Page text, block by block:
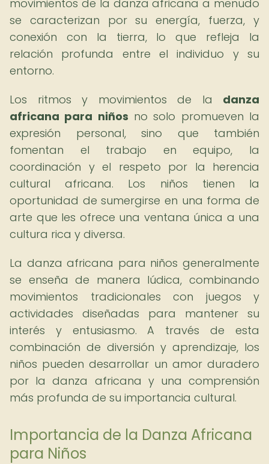
movimientos de la danza africana a menudo
se caracterizan por su energía, fuerza, y
conexión con la tierra, lo que refleja la
relación profunda entre el individuo y su
entorno.
Los ritmos y movimientos de la danza
africana para niños no solo promueven la
expresión personal, sino que también
fomentan el trabajo en equipo, la
coordinación y el respeto por la herencia
cultural africana. Los niños tienen la
oportunidad de sumergirse en una forma de
arte que les ofrece una ventana única a una
cultura rica y diversa.
La danza africana para niños generalmente
se enseña de manera lúdica, combinando
movimientos tradicionales con juegos y
actividades diseñadas para mantener su
interés y entusiasmo. A través de esta
combinación de diversión y aprendizaje, los
niños pueden desarrollar un amor duradero
por la danza africana y una comprensión
más profunda de su importancia cultural.
Importancia de la Danza Africana
para Niños